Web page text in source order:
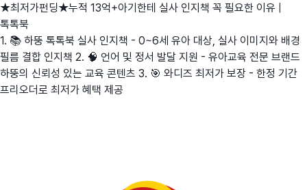
★최저가펀딩★누적 13억+아기한테 실사 인지책 꼭 필요한 이유 |
톡톡북
1. 📚 하뚱 톡톡북 실사 인지책 - 0~6세 유아 대상, 실사 이미지와 배경
필름 결합 인지책 2. 🧠 언어 및 정서 발달 지원 - 유아교육 전문 브랜드
하뚱의 신뢰성 있는 교육 콘텐츠 3. 🎯 와디즈 최저가 보장 - 한정 기간
프리오더로 최저가 혜택 제공